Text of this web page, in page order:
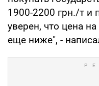
1900-2200 грн./т и
уверен, что цена
еще ниже", -